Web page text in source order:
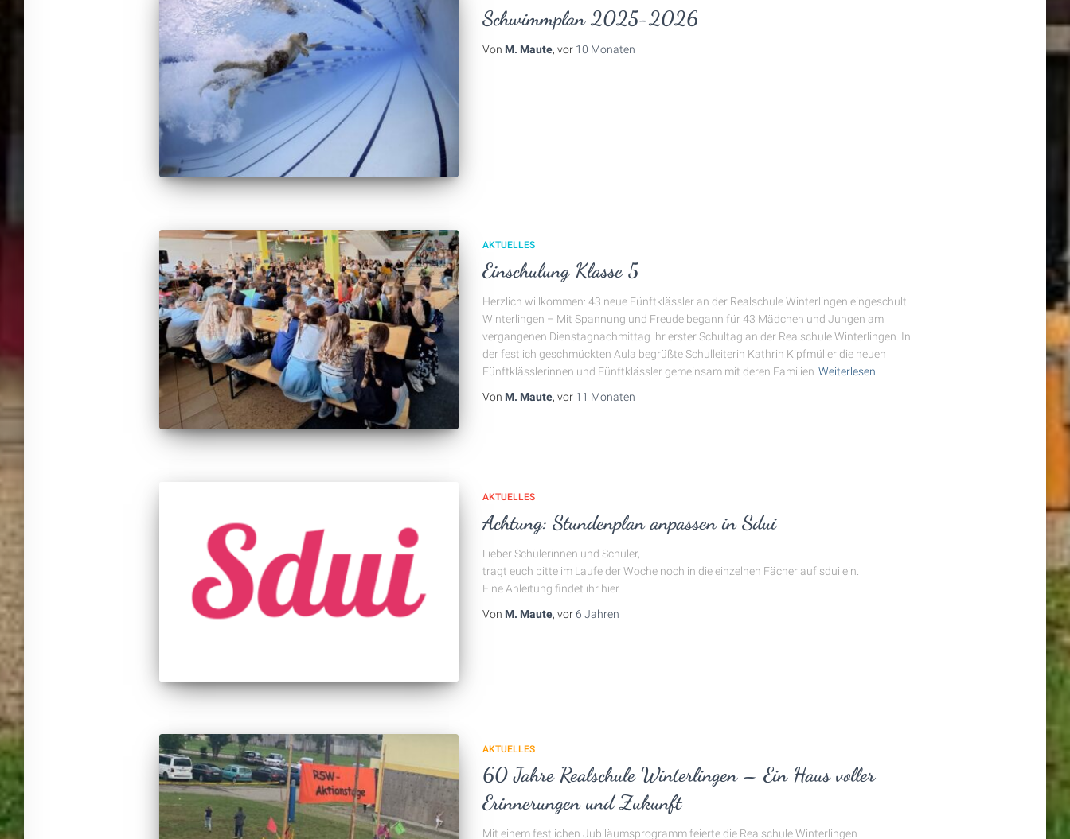
Schwimmplan 2025-2026
Von M. Maute, vor 10 Monaten
AKTUELLES
Einschulung Klasse 5
Herzlich willkommen: 43 neue Fünftklässler an der Realschule Winterlingen eingeschult
Winterlingen – Mit Spannung und Freude begann für 43 Mädchen und Jungen am
vergangenen Dienstagnachmittag ihr erster Schultag an der Realschule Winterlingen. In
der festlich geschmückten Aula begrüßte Schulleiterin Kathrin Kipfmüller die neuen
Fünftklässlerinnen und Fünftklässler gemeinsam mit deren Familien Weiterlesen
Von M. Maute, vor 11 Monaten
AKTUELLES
Achtung: Stundenplan anpassen in Sdui
Lieber Schülerinnen und Schüler,
tragt euch bitte im Laufe der Woche noch in die einzelnen Fächer auf sdui ein.
Eine Anleitung findet ihr hier.
Von M. Maute, vor 6 Jahren
AKTUELLES
60 Jahre Realschule Winterlingen – Ein Haus voller
Erinnerungen und Zukunft
Mit einem festlichen Jubiläumsprogramm feierte die Realschule Winterlingen